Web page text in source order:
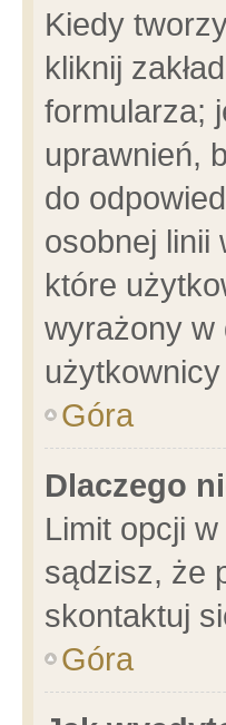
Kiedy
kliknij
formularza;
uprawnień,
do
osobnej linii
które
wyrażony w
Góra
Dlaczego
Limit opcji
sądzisz, że
skontaktuj
Góra